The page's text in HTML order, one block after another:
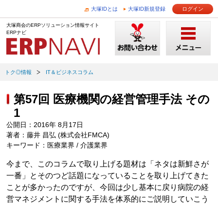
大塚IDとは 大塚ID新規登録 ログイン
大塚商会のERPソリューション情報サイト
ERPナビ
トク◎情報 IT＆ビジネスコラム
第57回 医療機関の経営管理手法 その
1
公開日：2016年 8月17日
著者：藤井 昌弘 (株式会社FMCA)
キーワード：医療業界 / 介護業界
今まで、このコラムで取り上げる題材は「ネタは新鮮さが
一番」とそのつど話題になっていることを取り上げてきた
ことが多かったのですが、今回は少し基本に戻り病院の経
営マネジメントに関する手法を体系的にご説明していこう